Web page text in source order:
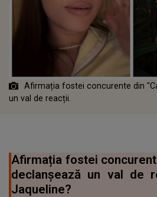
Afirmația fostei concurente din
un val de reacții.
Afirmația fostei
declanșează un val de
Jaqueline?